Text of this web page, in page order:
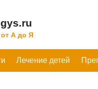
А до Я
Лечение детей